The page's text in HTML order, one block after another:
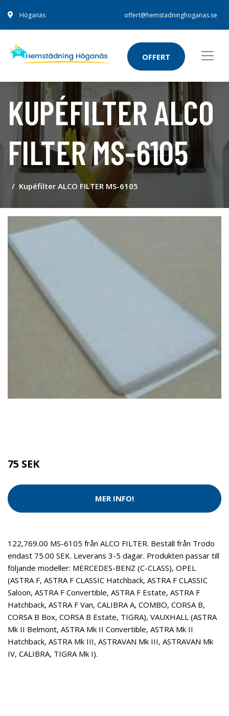
Höganäs offert@hemstadninghoganas.se
OFFERT
KUPÉFILTER ALCO
FILTER MS-6105
Kupéfilter ALCO FILTER MS-6105
75 SEK
MER INFO!
122,769.00 MS-6105 från ALCO FILTER. Beställ från Trodo
endast 75.00 SEK. Leverans 3-5 dagar. Produkten passar till
följande modeller: MERCEDES-BENZ (C-CLASS), OPEL
(ASTRA F, ASTRA F CLASSIC Hatchback, ASTRA F CLASSIC
Saloon, ASTRA F Convertible, ASTRA F Estate, ASTRA F
Hatchback, ASTRA F Van, CALIBRA A, COMBO, CORSA B,
CORSA B Box, CORSA B Estate, TIGRA), VAUXHALL (ASTRA
Mk II Belmont, ASTRA Mk II Convertible, ASTRA Mk II
Hatchback, ASTRA Mk III, ASTRAVAN Mk III, ASTRAVAN Mk
IV, CALIBRA, TIGRA Mk I).